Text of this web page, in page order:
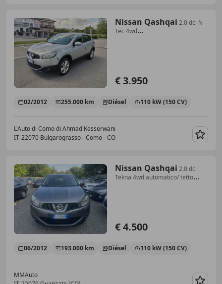
Nissan Qashqai 2.0 dci N-
Tec 4wd
€ 3.950
02/2012 255.000 km Diésel 110 kW (150 CV)
L'Auto di Como di Ahmad Kesserwani
IT-22070 Bulgarograsso - Como - CO
Nissan Qashqai 2.0 dci
Tekna 4wd automatico/ tetto
€ 4.500
06/2012 193.000 km Diésel 110 kW (150 CV)
MMAuto